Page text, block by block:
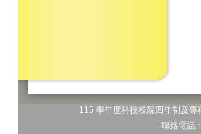
115 學年度科技校院四年制及
聯絡電